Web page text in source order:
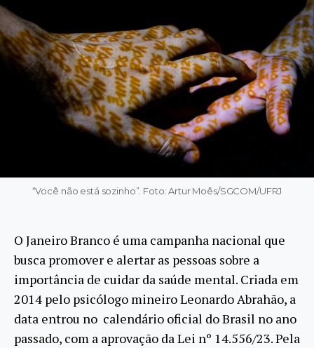
“Você não está sozinho”. Foto: Artur Moês/SGCOM/UFRJ
O Janeiro Branco é uma campanha nacional que
busca promover e alertar as pessoas sobre a
importância de cuidar da saúde mental. Criada em
2014 pelo psicólogo mineiro Leonardo Abrahão, a
data entrou no calendário oficial do Brasil no ano
passado, com a aprovação da Lei nº 14.556/23. Pela